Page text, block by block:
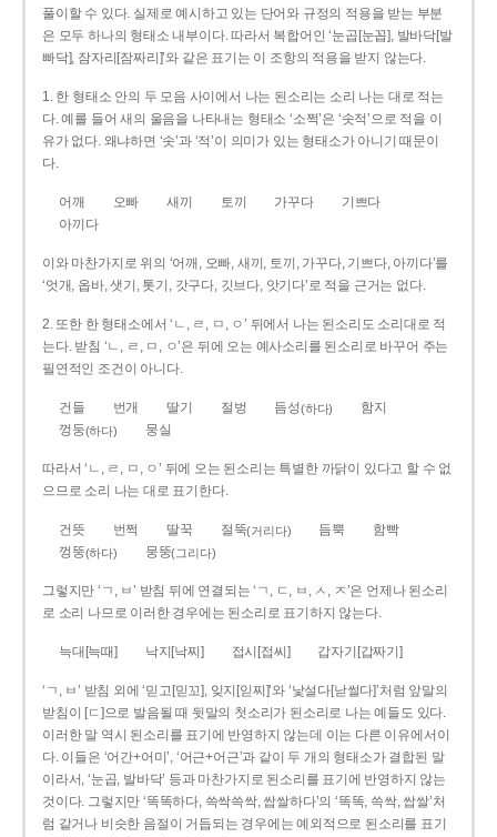
풀이할 수 있다. 실제로 예시하고 있는 단어와 규정의 적용을 받는 부분
은 모두 하나의 형태소 내부이다. 따라서 복합어인 ‘눈곱[눈꼽], 발바닥[발
빠닥], 잠자리[잠짜리]’와 같은 표기는 이 조항의 적용을 받지 않는다.
1. 한 형태소 안의 두 모음 사이에서 나는 된소리는 소리 나는 대로 적는
다. 예를 들어 새의 울음을 나타내는 형태소 ‘소쩍’은 ‘솟적’으로 적을 이
유가 없다. 왜냐하면 ‘솟’과 ‘적’이 의미가 있는 형태소가 아니기 때문이
다.
어깨 오빠 새끼 토끼 가꾸다
기쁘다
아끼다
이와 마찬가지로 위의 ‘어깨, 오빠, 새끼, 토끼, 가꾸다, 기쁘다, 아끼다’를
‘엇개, 옵바, 샛기, 톳기, 갓구다, 깃브다, 앗기다’로 적을 근거는 없다.
2. 또한 한 형태소에서 ‘ㄴ, ㄹ, ㅁ, ㅇ’ 뒤에서 나는 된소리도 소리대로 적
는다. 받침 ‘ㄴ, ㄹ, ㅁ, ㅇ’은 뒤에 오는 예사소리를 된소리로 바꾸어 주는
필연적인 조건이 아니다.
건들 번개 딸기 절벙 듬성(하다)
함지
껑둥(하다) 뭉실
따라서 ‘ㄴ, ㄹ, ㅁ, ㅇ’ 뒤에 오는 된소리는 특별한 까닭이 있다고 할 수 없
으므로 소리 나는 대로 표기한다.
건뜻 번쩍 딸꾹 절뚝(거리다) 듬뿍
함빡
껑뚱(하다) 뭉뚱(그리다)
그렇지만 ‘ㄱ, ㅂ’ 받침 뒤에 연결되는 ‘ㄱ, ㄷ, ㅂ, ㅅ, ㅈ’은 언제나 된소리
로 소리 나므로 이러한 경우에는 된소리로 표기하지 않는다.
늑대[늑때] 낙지[낙찌] 접시[접씨] 갑자기[갑짜기]
‘ㄱ, ㅂ’ 받침 외에 ‘믿고[믿꼬], 잊지[읻찌]’와 ‘낯설다[낟썰다]’처럼 앞말의
받침이 [ㄷ]으로 발음될 때 뒷말의 첫소리가 된소리로 나는 예들도 있다.
이러한 말 역시 된소리를 표기에 반영하지 않는데 이는 다른 이유에서이
다. 이들은 ‘어간+어미’, ‘어근+어근’과 같이 두 개의 형태소가 결합된 말
이라서, ‘눈곱, 발바닥’ 등과 마찬가지로 된소리를 표기에 반영하지 않는
것이다. 그렇지만 ‘똑똑하다, 쓱싹쓱싹, 쌉쌀하다’의 ‘똑똑, 쓱싹, 쌉쌀’처
럼 같거나 비슷한 음절이 거듭되는 경우에는 예외적으로 된소리를 표기